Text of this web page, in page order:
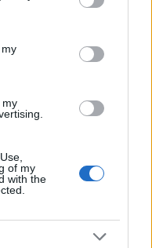
my
of my
with the